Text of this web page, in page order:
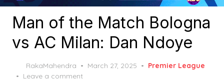
Man of the Match Bologna
vs AC Milan: Dan Ndoye
RakaMahendra
Posted
March 27, 2025
Premier League
Leave a comment